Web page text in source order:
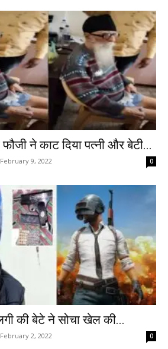
ने काट दिया पत्नी और बेटी...
February 9, 2022 0
की बेटे ने सोचा खेल की...
February 2, 2022 0